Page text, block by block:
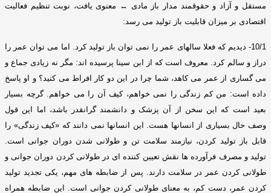
مستقل و آزاد و حقوقمند مدار باز مادی ↔ معنوی یافت، نوبت تنظیم فعالیت
اقتصادی بر میزان قابلیت باز تولید می رسد :
10/1- دیدیم که فعلا سالهای عمر را نمی توان باز تولید کرد
اما می توان عمر را
دراز و سالم کرد
معروف است که از ابن سینا پرسیده اند : مگر نه زیادی جماع و
می گساری از عمر می کاهد، شما چرا در این دو کار افراط می کنید؟ و او پاسخ
داده است: من کم زندگی را نمی خواهم، کیف آن را می خواهم .گرچه بسیار
بعید است که این سخن از آن پزشک و دانشمند گرانقدر باشد، اما این قول
وصف حال بسیاری از انسانها هست. این انسانها نمی دانند که «کیف زندگی» را
قابل باز تولید کردن، نیازمند سلامت تن و طولانی شدن دوران جوانی است
تولید و مصرف فرآورده ها نقش تعیین کننده ای در طولانی کردن دوران جوانی و
طولانی کردن عمر در سلامت دارند
پس از ضابطه های مهم، یکی تجدید تولید
کردن عمر، دست کم، به معنای طولانی کردن جوانی است
این ضابطه همراه